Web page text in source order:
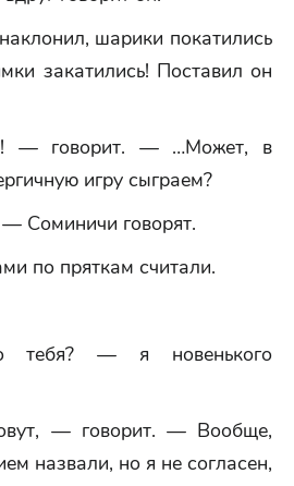
шарики покатились
закатились! Поставил он
— говорит. — …Может, в
игру сыграем?
Соминичи говорят.
по пряткам считали.
тебя? — я новенького
— говорит. — Вообще,
назвали, но я не согласен,